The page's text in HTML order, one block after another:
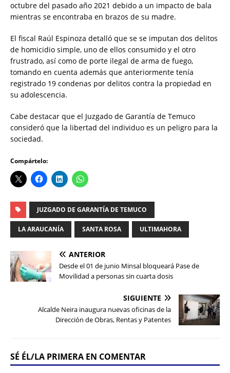
octubre del pasado año 2021 debido a un impacto de bala
mientras se encontraba en brazos de su madre.
El fiscal Raúl Espinoza detalló que se se imputan dos delitos
de homicidio simple, uno de ellos consumido y el otro
frustrado, así como de porte ilegal de arma de fuego,
tomando en cuenta además que anteriormente tenía
registrado 19 condenas por delitos contra la propiedad en
su adolescencia.
Cabe destacar que el Juzgado de Garantía de Temuco
consideró que la libertad del individuo es un peligro para la
sociedad.
Compártelo:
JUZGADO DE GARANTÍA DE TEMUCO
LA ARAUCANÍA SANTA ROSA ULTIMAHORA
ANTERIOR
Desde el 01 de junio Minsal bloqueará Pase de
Movilidad a personas sin cuarta dosis
SIGUIENTE
Alcalde Neira inaugura nuevas oficinas de la
Dirección de Obras, Rentas y Patentes
SÉ ÉL/LA PRIMERA EN COMENTAR